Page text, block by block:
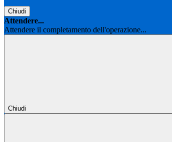
Chiudi
Attendere...
Attendere il completamento dell'operazione...
Chiudi